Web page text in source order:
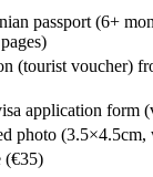
passport (6+
(tourist voucher)
application form
photo
(€35)